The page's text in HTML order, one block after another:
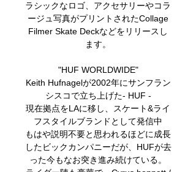
ラシックなロゴ、アクセサリーやコラ
ージュ写真がプリントされたCollage
Filmer Skate Deckなどをリリースし
ます。
"HUF WORLDWIDE"
Keith Hufnagelが2002年にサンフラン
シスコで立ち上げた- HUF -
現在拠点をLAに移し、スケート&ライ
フスタイルブランドとして発信中
もはや説明不要と思われるほどに成長
したビックカンパニーだが、HUFが去
った今もなお突き進み続けている。